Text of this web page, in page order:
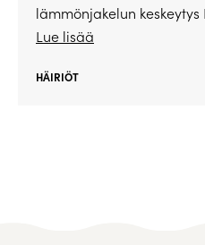
lämmönjakelun
Lue lisää
HÄIRIÖT